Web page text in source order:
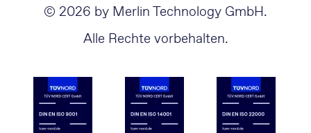
© 2026 by Merlin Technology GmbH.
Alle Rechte vorbehalten.